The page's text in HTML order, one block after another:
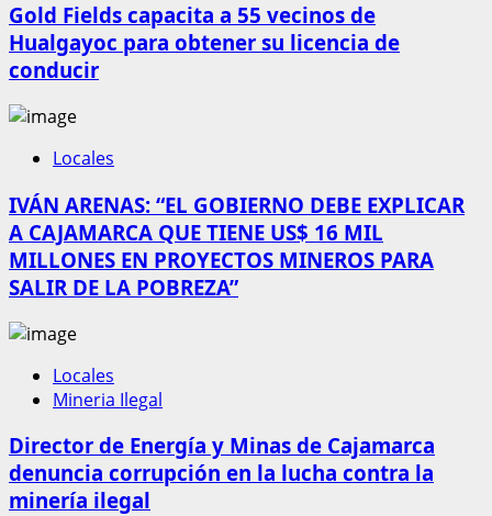
Gold Fields capacita a 55 vecinos de
Hualgayoc para obtener su licencia de
conducir
Locales
IVÁN ARENAS: “EL GOBIERNO DEBE EXPLICAR
A CAJAMARCA QUE TIENE US$ 16 MIL
MILLONES EN PROYECTOS MINEROS PARA
SALIR DE LA POBREZA”
Locales
Mineria Ilegal
Director de Energía y Minas de Cajamarca
denuncia corrupción en la lucha contra la
minería ilegal